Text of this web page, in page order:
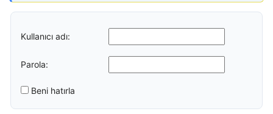
Kullanıcı adı:
Parola:
Beni hatırla